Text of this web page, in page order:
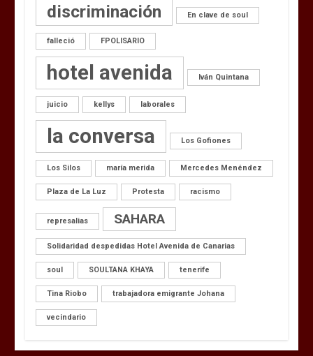
discriminación En clave de soul
falleció FPOLISARIO
hotel avenida Iván Quintana
juicio kellys laborales
la conversa Los Gofiones
Los Silos maría merida Mercedes Menéndez
Plaza de La Luz Protesta racismo
represalias SAHARA
Solidaridad despedidas Hotel Avenida de Canarias
soul SOULTANA KHAYA tenerife
Tina Riobo trabajadora emigrante Johana
vecindario